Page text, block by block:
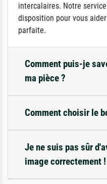
intercalaires. Notre
disposition pour vous
parfaite.
Comment puis-je
ma pièce ?
Comment choisir le
Je ne suis pas sûr
image correctement !